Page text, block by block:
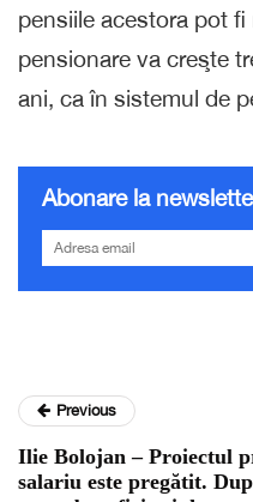
pensiile acestora pot
pensionare va creşte
ani, ca în sistemul de
Abonare la
Previous
Ilie Bolojan – Proiectul
salariu este pregătit.